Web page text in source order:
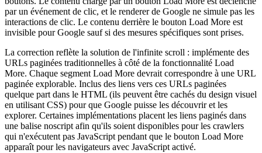
par un événement de clic, et le renderer de Google ne simule pas les
interactions de clic. Le contenu derrière le bouton Load More est
invisible pour Google sauf si des mesures spécifiques sont prises.
La correction reflète la solution de l'infinite scroll : implémente des
URLs paginées traditionnelles à côté de la fonctionnalité Load
More. Chaque segment Load More devrait correspondre à une URL
paginée explorable. Inclus des liens vers ces URLs paginées
quelque part dans le HTML (ils peuvent être cachés du design visuel
en utilisant CSS) pour que Google puisse les découvrir et les
explorer. Certaines implémentations placent les liens paginés dans
une balise noscript afin qu'ils soient disponibles pour les crawlers
qui n'exécutent pas JavaScript pendant que le bouton Load More
apparaît pour les navigateurs avec JavaScript activé.